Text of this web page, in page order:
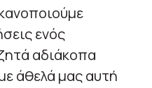
ενός
αδιάκοπα
άθελά μας αυτή